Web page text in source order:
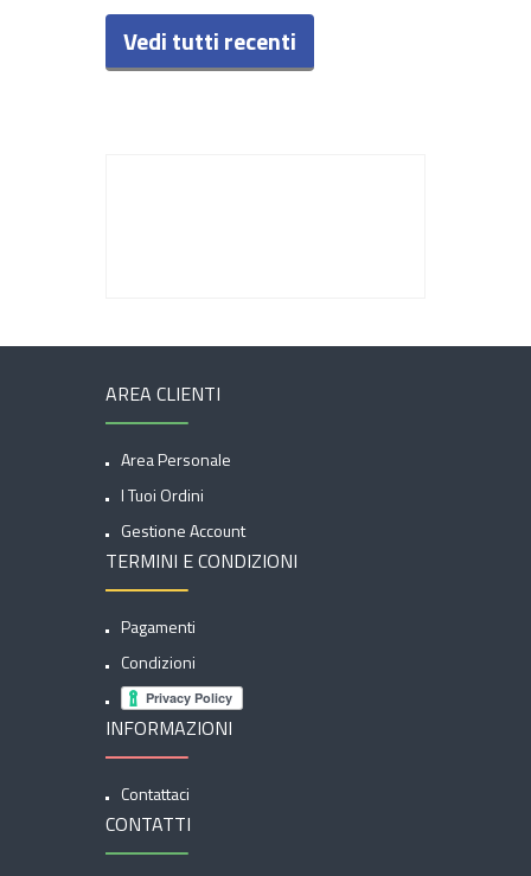
Vedi tutti recenti
AREA CLIENTI
Area Personale
I Tuoi Ordini
Gestione Account
TERMINI E CONDIZIONI
Pagamenti
Condizioni
INFORMAZIONI
Contattaci
CONTATTI